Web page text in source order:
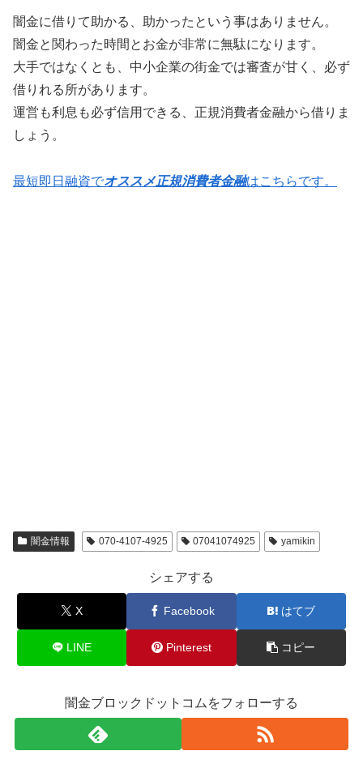
闇金に借りて助かる、助かったという事はありません。
闇金と関わった時間とお金が非常に無駄になります。
大手ではなくとも、中小企業の街金では審査が甘く、必ず
借りれる所があります。
運営も利息も必ず信用できる、正規消費者金融から借りま
しょう。
最短即日融資でオススメ正規消費者金融はこちらです。
闇金情報 070-4107-4925 07041074925 yamikin
シェアする
X Facebook はてブ
LINE Pinterest コピー
闇金ブロックドットコムをフォローする